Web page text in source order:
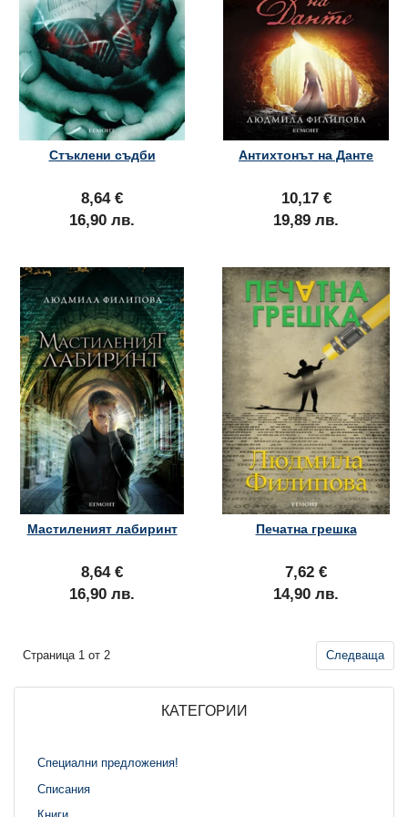
Стъклени съдби
8,64 €
16,90 лв.
Антихтонът на Данте
10,17 €
19,89 лв.
Мастиленият лабиринт
8,64 €
16,90 лв.
Печатна грешка
7,62 €
14,90 лв.
Страница 1 от 2 Следваща
КАТЕГОРИИ
Специални предложения!
Списания